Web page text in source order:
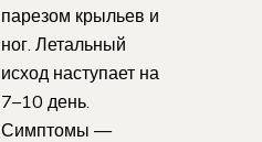
парезом крыльев и
ног. Летальный
исход наступает на
7–10 день.
Симптомы —